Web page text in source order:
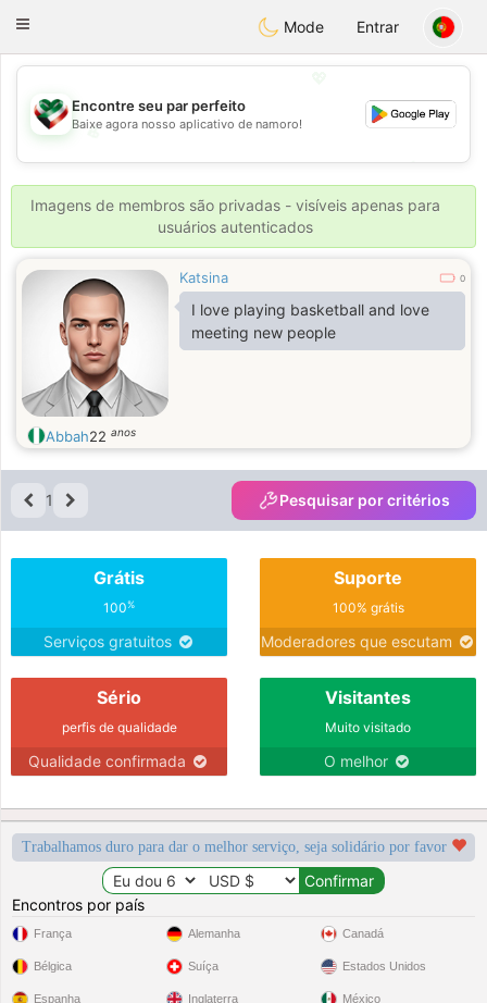
KuwaitChat
Toggle
Mode Entrar
💖
💕
💕
Encontre seu par perfeito
Baixe agora nosso aplicativo de namoro!
Imagens de membros são privadas - visíveis apenas para
usuários autenticados
Katsina 0
I love playing basketball and love
meeting new people
Abbah22 anos
1 Pesquisar por critérios
Grátis
100%
Serviços gratuitos
Suporte
100% grátis
Moderadores que escutam
Sério
perfis de qualidade
Qualidade confirmada
Visitantes
Muito visitado
O melhor
Trabalhamos duro para dar o melhor serviço, seja solidário por favor
Encontros por país
França
Bélgica
Espanha
Alemanha
Suíça
Inglaterra
Canadá
Estados Unidos
México